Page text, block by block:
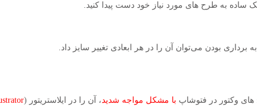
ساده به طرح های مورد نیاز خود دست پیدا کنید.
به برداری بودن می‌توان آن را در هر ابعادی تغییر سایز داد.
های وکتور در فتوشاپ با مشکل مواجه شدید، آن را در ایلاستریتور (